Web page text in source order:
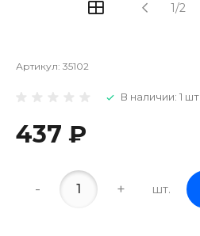
1/2
Артикул: 35102
В наличии: 1 шт
437 ₽
- + шт.